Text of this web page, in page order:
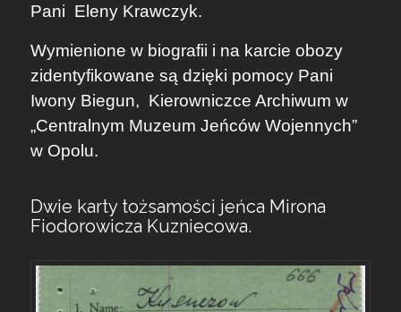
Pani Eleny Krawczyk.
Wymienione w biografii i na karcie obozy
zidentyfikowane są dzięki pomocy Pani
Iwony Biegun, Kierowniczce Archiwum w
„Centralnym Muzeum Jeńców Wojennych”
w Opolu.
Dwie karty tożsamości jeńca Mirona
Fiodorowicza Kuzniecowa.